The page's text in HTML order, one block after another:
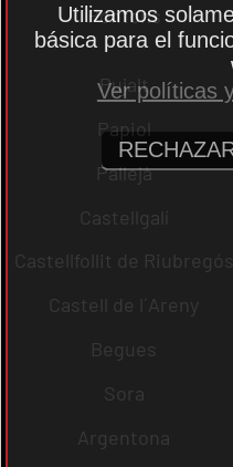
Pontons
Pujalt
Papiol
Pallejà
Castellgalí
Castellfollit de Riubregós
Castell de l´Areny
Begues
Sora
Argentona
Utilizamos
básica para el
Ver políticas